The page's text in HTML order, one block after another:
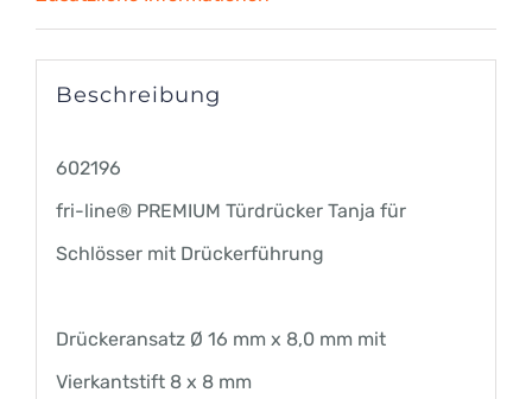
Beschreibung
602196
fri-line® PREMIUM Türdrücker Tanja für
Schlösser mit Drückerführung
Drückeransatz Ø 16 mm x 8,0 mm mit
Vierkantstift 8 x 8 mm